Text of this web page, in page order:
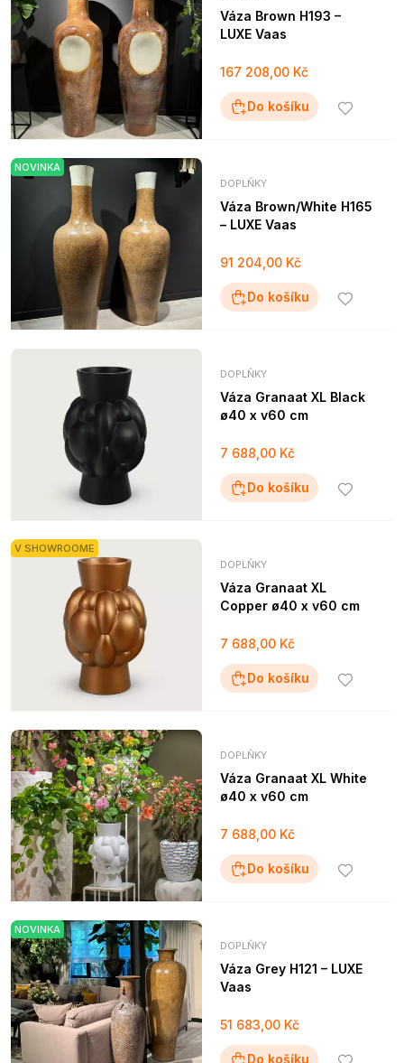
Váza Brown H193 –
LUXE Vaas
167 208,00 Kč
Do košíku
NOVINKA
DOPLŇKY
Váza Brown/White H165
– LUXE Vaas
91 204,00 Kč
Do košíku
DOPLŇKY
Váza Granaat XL Black
ø40 x v60 cm
7 688,00 Kč
Do košíku
V SHOWROOME
DOPLŇKY
Váza Granaat XL
Copper ø40 x v60 cm
7 688,00 Kč
Do košíku
DOPLŇKY
Váza Granaat XL White
ø40 x v60 cm
7 688,00 Kč
Do košíku
NOVINKA
DOPLŇKY
Váza Grey H121 – LUXE
Vaas
51 683,00 Kč
Do košíku